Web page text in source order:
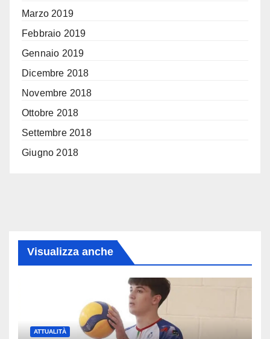
Marzo 2019
Febbraio 2019
Gennaio 2019
Dicembre 2018
Novembre 2018
Ottobre 2018
Settembre 2018
Giugno 2018
Visualizza anche
ATTUALITÀ